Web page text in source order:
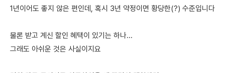
1년이어도 좋지 않은 편인데, 혹시 3년 약정이면 황당한(?) 수준입니다
물론 받고 계신 할인 혜택이 있기는 하나...
그래도 아쉬운 것은 사실이지요